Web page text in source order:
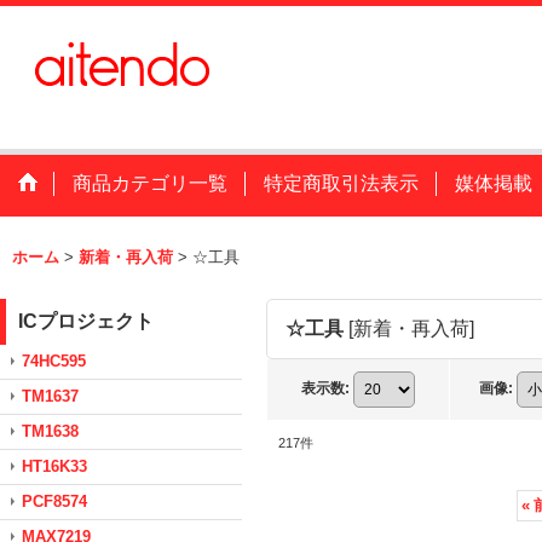
商品カテゴリ一覧 特定商取引法表示 媒体掲載
ホーム > 新着・再入荷 > ☆工具
ICプロジェクト
74HC595
TM1637
TM1638
HT16K33
PCF8574
MAX7219
☆工具 [新着・再入荷]
表示数: 画像:
217件
«